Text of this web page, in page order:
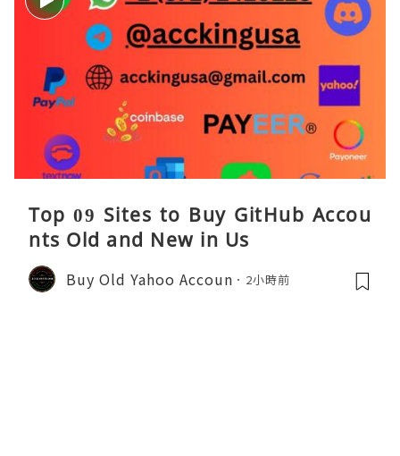
Top 09 Sites to Buy GitHub Accou
nts Old and New in Us
Buy Old Yahoo Accoun 2小時前